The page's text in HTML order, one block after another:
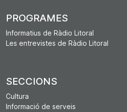
PROGRAMES
Informatius de Ràdio Litoral
Les entrevistes de Ràdio Litoral
SECCIONS
Cultura
Informació de serveis